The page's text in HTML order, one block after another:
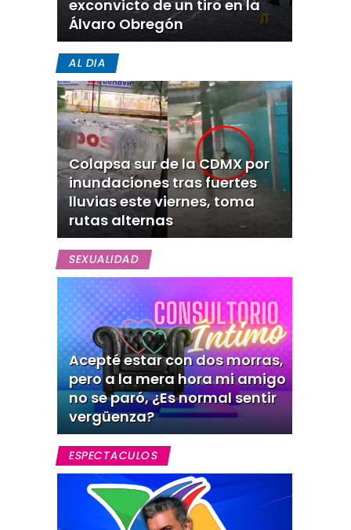
exconvicto de un tiro en la
Álvaro Obregón
AL DIA
Colapsa sur de la CDMX por
inundaciones tras fuertes
lluvias este viernes, toma
rutas alternas
SEXUALIDAD
Acepté estar con dos morras,
pero a la mera hora mi amigo
no se paró, ¿Es normal sentir
vergüenza?
ESPECTACULOS